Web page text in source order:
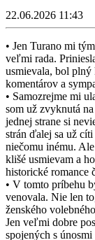
22.06.2026 11:43
• Jen Turano mi
veľmi rada.
usmievala, bol
komentárov a
• Samozrejme mi
som už zvyknutá
jednej strane si
strán ďalej sa už
niečomu inému.
klišé usmievam a
historické romance
• V tomto príbehu
venovala. Nie len
ženského
Jen veľmi dobre
spojených s